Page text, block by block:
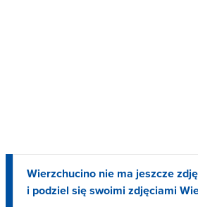
Wierzchucino nie ma jeszcze
i podziel się swoimi zdjęciami